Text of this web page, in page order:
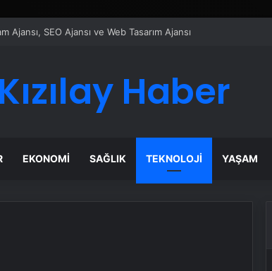
Yazılımı
Kızılay Haber
EKONOMI SAĞLIK TEKNOLOJI YAŞAM